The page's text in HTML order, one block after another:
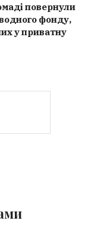
повернули
фонду,
у приватну